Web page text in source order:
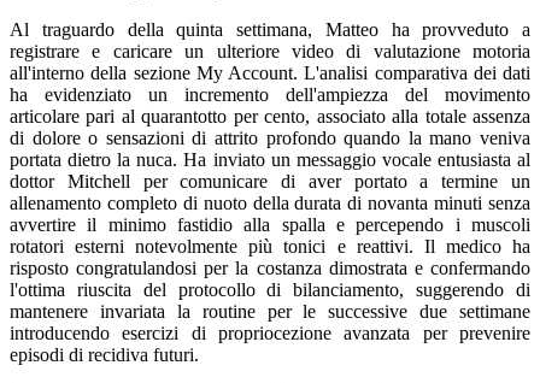
Al traguardo della quinta settimana, Matteo ha provveduto a
registrare e caricare un ulteriore video di valutazione motoria
all'interno della sezione My Account. L'analisi comparativa dei dati
ha evidenziato un incremento dell'ampiezza del movimento
articolare pari al quarantotto per cento, associato alla totale assenza
di dolore o sensazioni di attrito profondo quando la mano veniva
portata dietro la nuca. Ha inviato un messaggio vocale entusiasta al
dottor Mitchell per comunicare di aver portato a termine un
allenamento completo di nuoto della durata di novanta minuti senza
avvertire il minimo fastidio alla spalla e percependo i muscoli
rotatori esterni notevolmente più tonici e reattivi. Il medico ha
risposto congratulandosi per la costanza dimostrata e confermando
l'ottima riuscita del protocollo di bilanciamento, suggerendo di
mantenere invariata la routine per le successive due settimane
introducendo esercizi di propriocezione avanzata per prevenire
episodi di recidiva futuri.